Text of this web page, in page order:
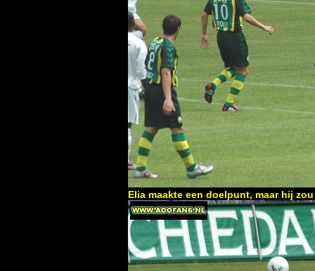
Elia maakte een doelpunt, maar hij